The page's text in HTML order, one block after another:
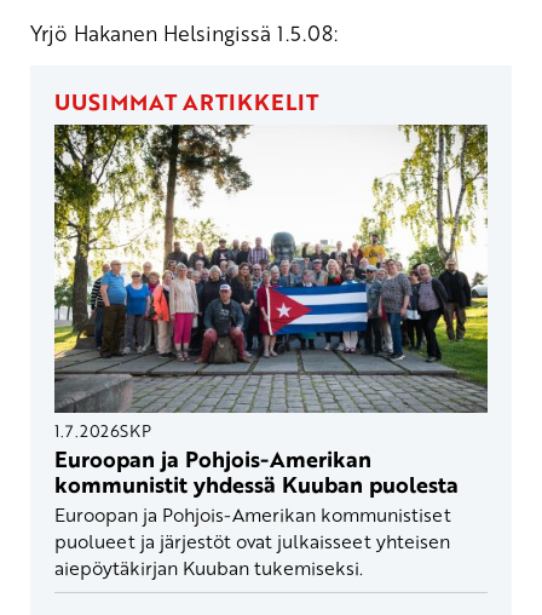
Yrjö Hakanen Helsingissä 1.5.08:
UUSIMMAT ARTIKKELIT
1.7.2026SKP
Euroopan ja Pohjois-Amerikan
kommunistit yhdessä Kuuban puolesta
Euroopan ja Pohjois-Amerikan kommunistiset
puolueet ja järjestöt ovat julkaisseet yhteisen
aiepöytäkirjan Kuuban tukemiseksi.